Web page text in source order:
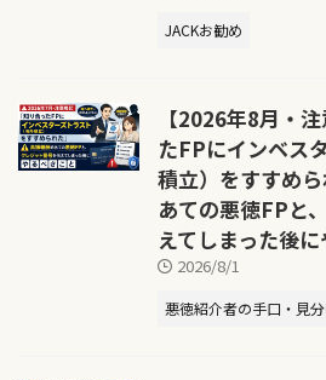
JACKお勧め
【2026年8月・
たFPにインベス
積立）をすすめ
あての悪徳FPと
えてしまった後
2026/8/1
悪徳紹介者の手口・見